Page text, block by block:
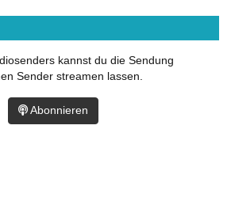
kannst du die Sendung
Sender streamen lassen.
Abonnieren